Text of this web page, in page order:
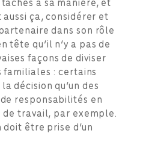
aussi ça, considérer et
dans son rôle
tête qu’il n’y a pas de
façons de diviser
: certains
décision qu’un des
responsabilités en
de travail, par exemple.
être prise d’un